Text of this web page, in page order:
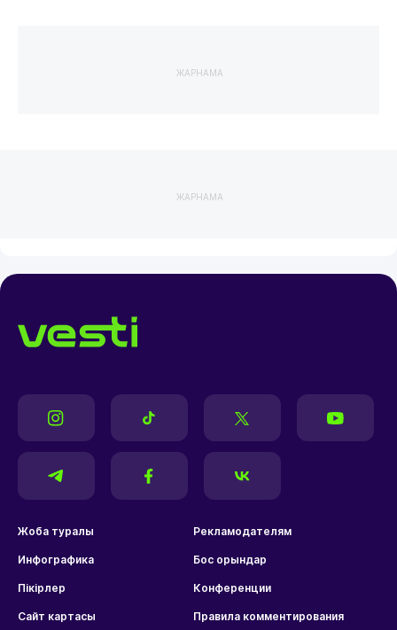
ЖАРНАМА
ЖАРНАМА
Жоба туралы Рекламодателям
Инфографика Бос орындар
Пікірлер Конференции
Сайт картасы Правила комментирования